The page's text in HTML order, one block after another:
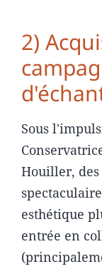
2)
Sous
Houiller,
esthétique
entrée en